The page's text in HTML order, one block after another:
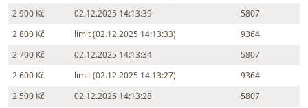
2 900 Kč
02.12.2025 14:13:39
5807
2 800 Kč
limit (02.12.2025 14:13:33)
9364
2 700 Kč
02.12.2025 14:13:34
5807
2 600 Kč
limit (02.12.2025 14:13:27)
9364
2 500 Kč
02.12.2025 14:13:28
5807